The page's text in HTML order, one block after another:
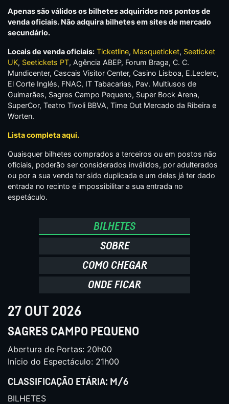
Apenas são válidos os bilhetes adquiridos nos pontos de
venda oficiais. Não adquira bilhetes em sites de mercado
secundário.
Locais de venda oficiais: Ticketline, Masqueticket, Seeticket
UK, Seetickets PT, Agência ABEP, Forum Braga, C. C.
Mundicenter, Cascais Visitor Center, Casino Lisboa, E.Leclerc,
El Corte Inglés, FNAC, IT Tabacarias, Pav. Multiusos de
Guimarães, Sagres Campo Pequeno, Super Bock Arena,
SuperCor, Teatro Tivoli BBVA, Time Out Mercado da Ribeira e
Worten.
Lista completa aqui.
Quaisquer bilhetes comprados a terceiros ou em postos não
oficiais, poderão ser considerados inválidos, por adulterados
ou por a sua venda ter sido duplicada e um deles já ter dado
entrada no recinto e impossibilitar a sua entrada no
espetáculo.
BILHETES
SOBRE
COMO CHEGAR
ONDE FICAR
27 OUT 2026
SAGRES CAMPO PEQUENO
Abertura de Portas: 20h00
Início do Espectáculo: 21h00
CLASSIFICAÇÃO ETÁRIA: M/6
BILHETES